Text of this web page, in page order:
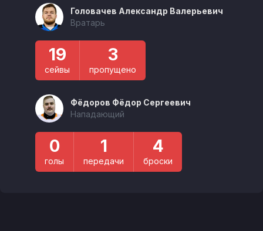
Головачев Александр Валерьевич
Вратарь
19
сейвы
3
пропущено
Фёдоров Фёдор Сергеевич
Нападающий
0
голы
1
передачи
4
броски